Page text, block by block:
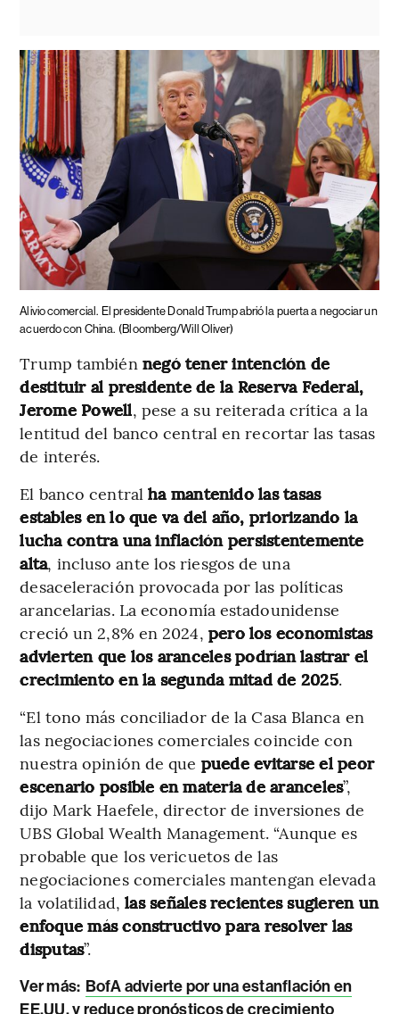
Alivio comercial. El presidente Donald Trump abrió la puerta a negociar un
acuerdo con China. (Bloomberg/Will Oliver)
Trump también negó tener intención de
destituir al presidente de la Reserva Federal,
Jerome Powell, pese a su reiterada crítica a la
lentitud del banco central en recortar las tasas
de interés.
El banco centralha mantenido las tasas
estables en lo que va del año, priorizando la
lucha contra una inflación persistentemente
alta, incluso ante los riesgos de una
desaceleración provocada por las políticas
arancelarias. La economía estadounidense
creció un 2,8% en 2024, pero los economistas
advierten que los aranceles podrían lastrar el
crecimiento en la segunda mitad de 2025.
“El tono más conciliador de la Casa Blanca en
las negociaciones comerciales coincide con
nuestra opinión de que puede evitarse el peor
escenario posible en materia de aranceles”,
dijo Mark Haefele, director de inversiones de
UBS Global Wealth Management. “Aunque es
probable que los vericuetos de las
negociaciones comerciales mantengan elevada
la volatilidad, las señales recientes sugieren un
enfoque más constructivo para resolver las
disputas”.
Ver más: BofA advierte por una estanflación en
EE.UU. y reduce pronósticos de crecimiento